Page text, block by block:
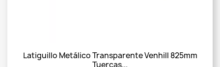
Latiguillo Metálico Transparente Venhill 825mm
Tuercas...